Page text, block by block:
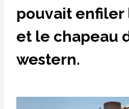
pouvait enfiler
et le chapeau
western.